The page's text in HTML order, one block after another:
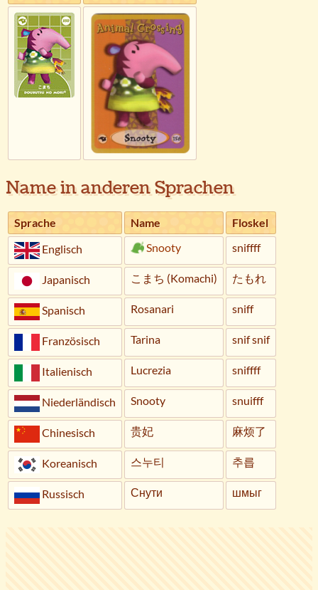
Name in anderen Sprachen
Sprache Name
Floskel
Englisch
Snooty sniffff
Japanisch こまち (Komachi) たもれ
Spanisch Rosanari sniff
Französisch Tarina snif snif
Italienisch Lucrezia sniffff
Niederländisch Snooty snuifff
Chinesisch 贵妃 麻烦了
Koreanisch 스누티 추릅
Russisch Снути шмыг